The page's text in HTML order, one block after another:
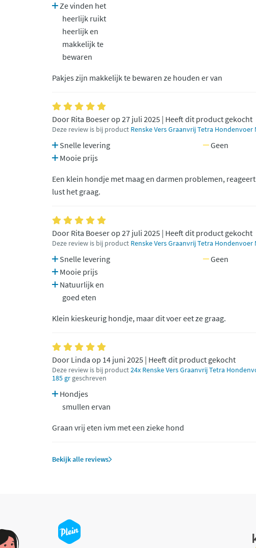
Ze vinden het
heerlijk ruikt
heerlijk en
makkelijk te
bewaren
Pakjes zijn makkelijk te bewaren ze houden er van
Door Rita Boeser op 27 juli 2025 | Heeft dit product gekocht
Deze review is bij product Renske Vers Graanvrij Tetra Hondenvoer
Snelle levering
Mooie prijs
Geen
Een klein hondje met maag en darmen problemen,
lust het graag.
Door Rita Boeser op 27 juli 2025 | Heeft dit product gekocht
Deze review is bij product Renske Vers Graanvrij Tetra Hondenvoer
Snelle levering
Mooie prijs
Natuurlijk en
goed eten
Geen
Klein kieskeurig hondje, maar dit voer eet ze graag.
Door Linda op 14 juni 2025 | Heeft dit product gekocht
Deze review is bij product24x Renske Vers Graanvrij Tetra
185 gr geschreven
Hondjes
smullen ervan
Graan vrij eten ivm met een zieke hond
Bekijk alle reviews